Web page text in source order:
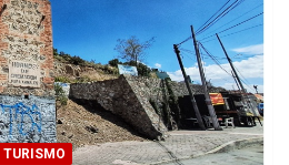
TURISMO